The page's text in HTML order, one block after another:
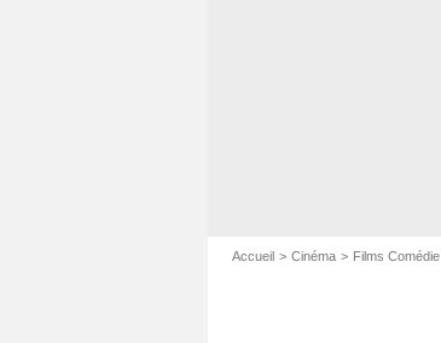
Accueil Cinéma Films Comédie